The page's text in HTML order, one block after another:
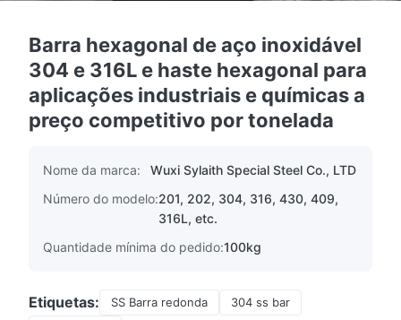
Barra hexagonal de aço inoxidável
304 e 316L e haste hexagonal para
aplicações industriais e químicas a
preço competitivo por tonelada
Nome da marca:
Wuxi Sylaith Special Steel Co., LTD
Número do modelo:201, 202, 304, 316, 430, 409,
316L, etc.
Quantidade mínima do pedido:100kg
Etiquetas: SS Barra redonda
304 ss bar